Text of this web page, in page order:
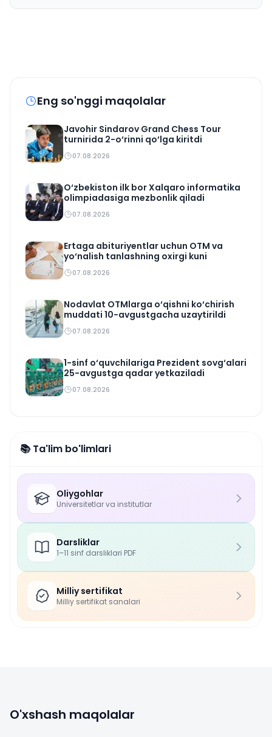
Eng so'nggi maqolalar
Javohir Sindarov Grand Chess Tour
turnirida 2-o‘rinni qo‘lga kiritdi
07.08.2026
O‘zbekiston ilk bor Xalqaro informatika
olimpiadasiga mezbonlik qiladi
07.08.2026
Ertaga abituriyentlar uchun OTM va
yo‘nalish tanlashning oxirgi kuni
07.08.2026
Nodavlat OTMlarga o‘qishni ko‘chirish
muddati 10-avgustgacha uzaytirildi
07.08.2026
1-sinf o‘quvchilariga Prezident sovg‘alari
25-avgustga qadar yetkaziladi
07.08.2026
📚 Ta'lim bo'limlari
Oliygohlar
Universitetlar va institutlar
Darsliklar
1–11 sinf darsliklari PDF
Milliy sertifikat
Milliy sertifikat sanalari
O'xshash maqolalar